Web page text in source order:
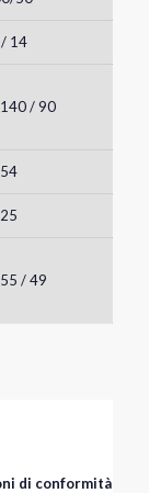
14
/ 90
54
25
/ 49
di conformità